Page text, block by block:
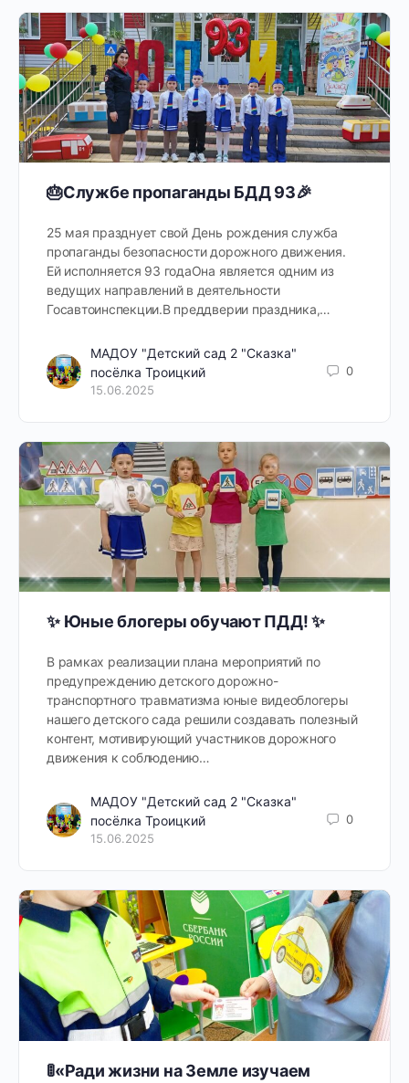
🎂Службе пропаганды БДД 93🎉
25 мая празднует свой День рождения служба
пропаганды безопасности дорожного движения.
Ей исполняется 93 годаОна является одним из
ведущих направлений в деятельности
Госавтоинспекции.В преддверии праздника,…
МАДОУ "Детский сад 2 "Сказка"
посёлка Троицкий
15.06.2025
0
✨ Юные блогеры обучают ПДД! ✨
В рамках реализации плана мероприятий по
предупреждению детского дорожно-
транспортного травматизма юные видеоблогеры
нашего детского сада решили создавать полезный
контент, мотивирующий участников дорожного
движения к соблюдению…
МАДОУ "Детский сад 2 "Сказка"
посёлка Троицкий
15.06.2025
0
🚦«Ради жизни на Земле изучаем